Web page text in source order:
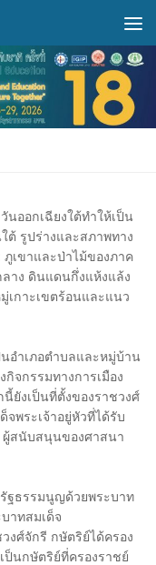
นออกเฉียงใต้ทำให้เป็น
รูปร่างและสภาพทาง
เขาและป่าไม้ของภาค
าง ดินแดนกึ่งแห้งแล้ง
เกาะเขตร้อนและแนว
อำเภอตำบลและหมู่บ้าน
กิจกรรมทางการเมือง
ยังเป็นที่ตั้งของราชวงศ์
จพระเจ้าอยู่หัวที่ได้รับ
ผู้สนับสนุนของศาสนา
ฐธรรมนูญด้วยพระบาท
าทสมเด็จ
งศ์จักรี กษัตริย์ได้ครอง
ป็นกษัตริย์ที่ครองราชย์